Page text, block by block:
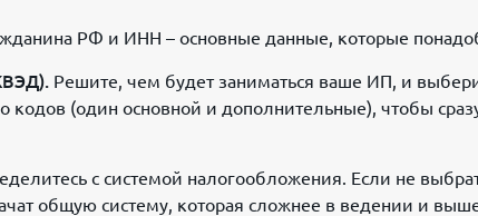
РФ и ИНН – основные данные, которые
Решите, чем будет заниматься ваше ИП, и
кодов (один основной и дополнительные), чтобы
с системой налогообложения. Если не
общую систему, которая сложнее в ведении и